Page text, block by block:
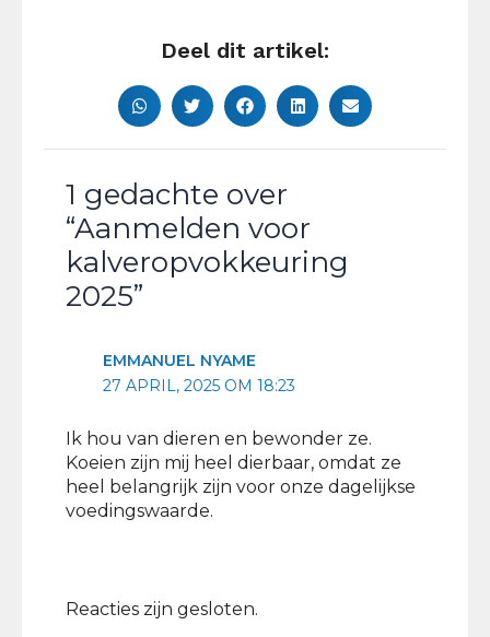
Deel dit artikel:
1 gedachte over
“Aanmelden voor
kalveropvokkeuring
2025”
EMMANUEL NYAME
27 APRIL, 2025 OM 18:23
Ik hou van dieren en bewonder ze.
Koeien zijn mij heel dierbaar, omdat ze
heel belangrijk zijn voor onze dagelijkse
voedingswaarde.
Reacties zijn gesloten.